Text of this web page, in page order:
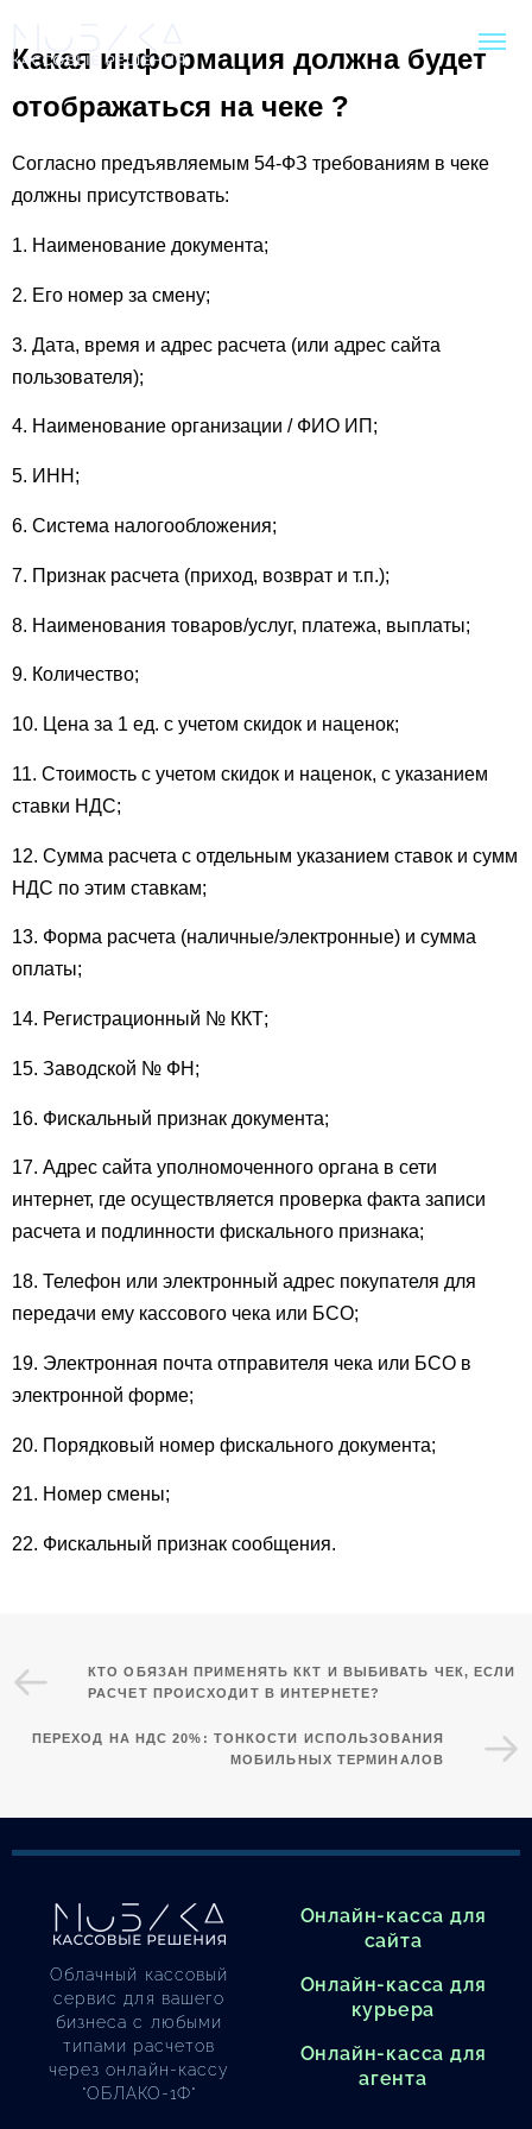
Какая информация должна будет
отображаться на чеке ?
Согласно предъявляемым 54-ФЗ требованиям в чеке
должны присутствовать:
1. Наименование документа;
2. Его номер за смену;
3. Дата, время и адрес расчета (или адрес сайта
пользователя);
4. Наименование организации / ФИО ИП;
5. ИНН;
6. Система налогообложения;
7. Признак расчета (приход, возврат и т.п.);
8. Наименования товаров/услуг, платежа, выплаты;
9. Количество;
10. Цена за 1 ед. с учетом скидок и наценок;
11. Стоимость с учетом скидок и наценок, с указанием
ставки НДС;
12. Сумма расчета с отдельным указанием ставок и сумм
НДС по этим ставкам;
13. Форма расчета (наличные/электронные) и сумма
оплаты;
14. Регистрационный № ККТ;
15. Заводской № ФН;
16. Фискальный признак документа;
17. Адрес сайта уполномоченного органа в сети
интернет, где осуществляется проверка факта записи
расчета и подлинности фискального признака;
18. Телефон или электронный адрес покупателя для
передачи ему кассового чека или БСО;
19. Электронная почта отправителя чека или БСО в
электронной форме;
20. Порядковый номер фискального документа;
21. Номер смены;
22. Фискальный признак сообщения.
КТО ОБЯЗАН ПРИМЕНЯТЬ ККТ И ВЫБИВАТЬ ЧЕК, ЕСЛИ
РАСЧЕТ ПРОИСХОДИТ В ИНТЕРНЕТЕ?
ПЕРЕХОД НА НДС 20%: ТОНКОСТИ ИСПОЛЬЗОВАНИЯ
МОБИЛЬНЫХ ТЕРМИНАЛОВ
Облачный кассовый
сервис для вашего
бизнеса с любыми
типами расчетов
через онлайн-кассу
"ОБЛАКО-1Ф"
Онлайн-касса для
сайта
Онлайн-касса для
курьера
Онлайн-касса для
агента